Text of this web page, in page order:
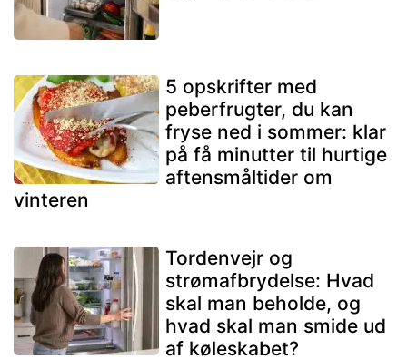
5 opskrifter med
peberfrugter, du kan
fryse ned i sommer: klar
på få minutter til hurtige
aftensmåltider om
vinteren
Tordenvejr og
strømafbrydelse: Hvad
skal man beholde, og
hvad skal man smide ud
af køleskabet?